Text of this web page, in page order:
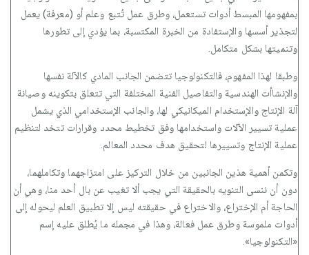
بمفهومها المبسط أدوات تستعمل، وطرق عمل تُتبع وعلم أو (معرفة) يعمل
لتجذير أسسها والإستفادة من الخبرة المكتسبة، بما يؤدي إلى تطورها
وتنميتها بشكل متكامل.
وطبقا لهذا المفهوم، فالتكنولوجيا تتضمن الجانب المادي كالآلة نفسها
والإنشاأت الهندسية والتفاصيل الفنية المختلفة التي تتعلق بتكوينه وصيانة
آلة الإنتاج والإستخدام الميكانيكي لها، والجانب الإستخدامي الذي يشمل
عملية تسيير الآلات واستخدامها وفق تخطيط محدد وقرارات تتخد لتنظيم
عملية الإنتاج وتسييرها لتحقيق هدف محدد المعالم.
وتكمن أهمية هذين الجانبين من خلال التركيز على امتزاجهما وتكاملهما،
دون أن ننسى التنويه بالحقيقة التي يجب ألا تغيب عن بال أحد منا، وهي أن
الحاجة أم الإختراع، والاختراع في حقيقته ليس إلا تطبيق العلم ليحوله إلى
أدوات ملموسة وطرق عمل فعالة، وهذا في مجمله ما يُطلق عليه إسم
«التكنولوجيا».